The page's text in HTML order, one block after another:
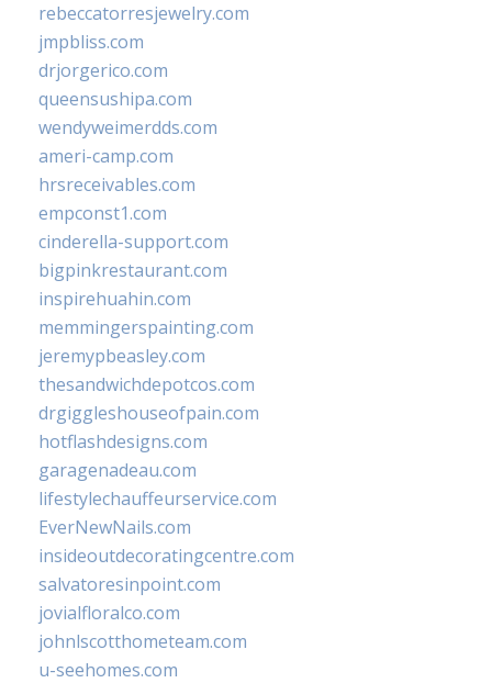
rebeccatorresjewelry.com
jmpbliss.com
drjorgerico.com
queensushipa.com
wendyweimerdds.com
ameri-camp.com
hrsreceivables.com
empconst1.com
cinderella-support.com
bigpinkrestaurant.com
inspirehuahin.com
memmingerspainting.com
jeremypbeasley.com
thesandwichdepotcos.com
drgiggleshouseofpain.com
hotflashdesigns.com
garagenadeau.com
lifestylechauffeurservice.com
EverNewNails.com
insideoutdecoratingcentre.com
salvatoresinpoint.com
jovialfloralco.com
johnlscotthometeam.com
u-seehomes.com